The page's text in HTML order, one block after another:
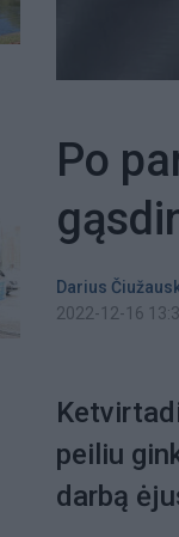
Po
Darius
2022-12-16
peiliu
darbą